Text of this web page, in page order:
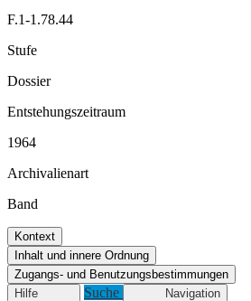
F.1-1.78.44
Stufe
Dossier
Entstehungszeitraum
1964
Archivalienart
Band
Kontext
Inhalt und innere Ordnung
Zugangs- und Benutzungsbestimmungen
Hilfe
Suche Navigation